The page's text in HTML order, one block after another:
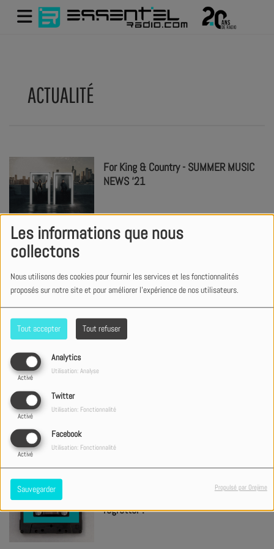
Les informations que nous
collectons
Nous utilisons des cookies pour fournir les services et les fonctionnalités
proposés sur notre site et pour améliorer l'expérience de nos utilisateurs.
Tout accepter Tout refuser
Analytics
Activé
Utilisation: Analyse
Twitter
Activé
Utilisation: Fonctionnalité
Facebook
Activé
Utilisation: Fonctionnalité
Sauvegarder Propulsé par Orejime
ACTUALITÉ
For King & Country - SUMMER MUSIC
NEWS ‘21
Les 5 toits les + impressionnants du
Lauren Daigle à l’heure espagnole !
Confinement : ce qu’on va le plus
regretter !